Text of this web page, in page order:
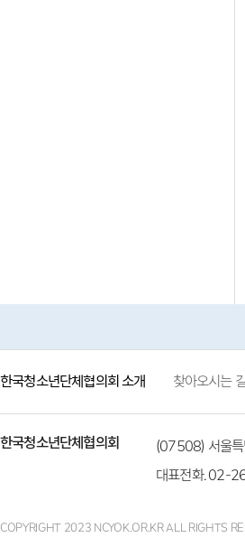
한국청소년단체협의회 소개 찾아오시는
한국청소년단체협의회
(07508) 서울특
대표전화. 02-
COPYRIGHT 2023 NCYOK.OR.KR ALL RIGHTS